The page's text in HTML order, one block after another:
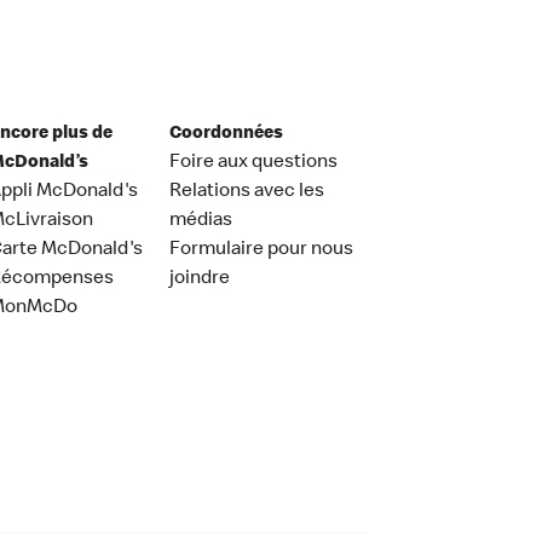
plus de
McDonald's
McDonald's
Coordonnées
Foire aux questions
Relations avec les
médias
Formulaire pour nous
joindre